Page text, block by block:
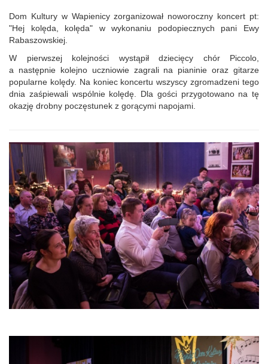
Dom Kultury w Wapienicy zorganizował noworoczny koncert pt:
"Hej kolęda, kolęda" w wykonaniu podopiecznych pani Ewy
Rabaszowskiej.
W pierwszej kolejności wystąpił dziecięcy chór Piccolo,
a następnie kolejno uczniowie zagrali na pianinie oraz gitarze
popularne kolędy. Na koniec koncertu wszyscy zgromadzeni tego
dnia zaśpiewali wspólnie kolędę. Dla gości przygotowano na tę
okazję drobny poczęstunek z gorącymi napojami.